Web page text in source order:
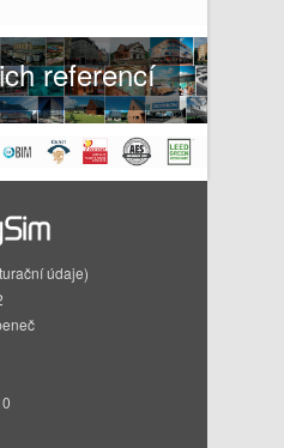
referencí
údaje)